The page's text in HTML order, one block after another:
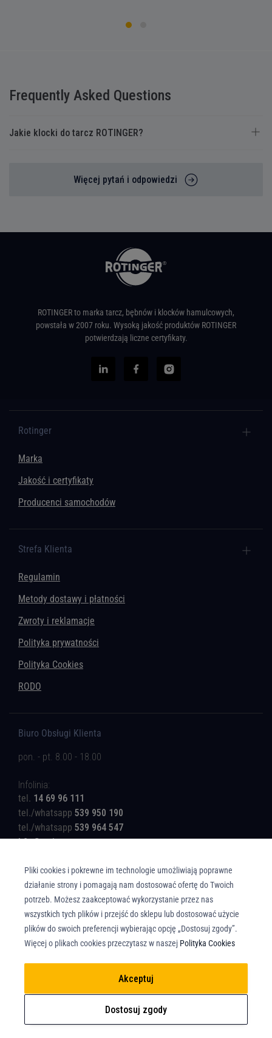
Frequently Asked Questions
Jakie klocki do tarcz ROTINGER?
Więcej pytań i odpowiedzi
ROTINGER to marka tarcz, bębnów i klocków hamulcowych,
powstała w 2007 roku. Wysoką jakość produktów ROTINGER
potwierdzają liczne certyfikaty.
Rotinger
Marka
Jakość i certyfikaty
Producenci samochodów
Strefa Klienta
Regulamin
Metody dostawy i płatności
Zwroty i reklamacje
Polityka prywatności
Polityka Cookies
RODO
Biuro Obsługi Klienta
pon. - pt. 8.00 - 18.00
Infolinia:
tel. 14 69 96 111
tel./whatsapp 539 950 190
tel./whatsapp 539 964 547
b2c@rotinger.com
Copyright © Union Parts Sp. z o.o. - Wszelkie prawa zastrzeżone. All rights
reserved.
Pliki cookies i pokrewne im technologie umożliwiają poprawne
działanie strony i pomagają nam dostosować ofertę do Twoich
potrzeb. Możesz zaakceptować wykorzystanie przez nas
wszystkich tych plików i przejść do sklepu lub dostosować użycie
plików do swoich preferencji wybierając opcję „Dostosuj zgody”.
Więcej o plikach cookies przeczytasz w naszej Polityka Cookies
Akceptuj
Dostosuj zgody